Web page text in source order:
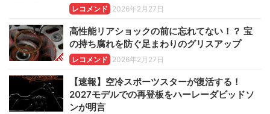
レコメンド 2026年2月27日
高性能リアショックの前に忘れてない！？ 宝
の持ち腐れを防ぐ足まわりのグリスアップ
レコメンド 2026年2月27日
【速報】空冷スポーツスターが復活する！
2027モデルでの再登板をハーレーダビッドソ
ンが明言